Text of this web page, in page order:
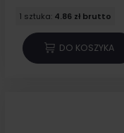
1 sztuka: 4.86 zł brutto
DO KOSZYKA